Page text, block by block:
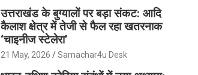
उत्तराखंड के बुग्यालों पर बड़ा संकट: आदि
कैलाश क्षेत्र में तेजी से फैल रहा खतरनाक
‘चाइनीज स्टेलेरा’
21 May, 2026 Samachar4u Desk